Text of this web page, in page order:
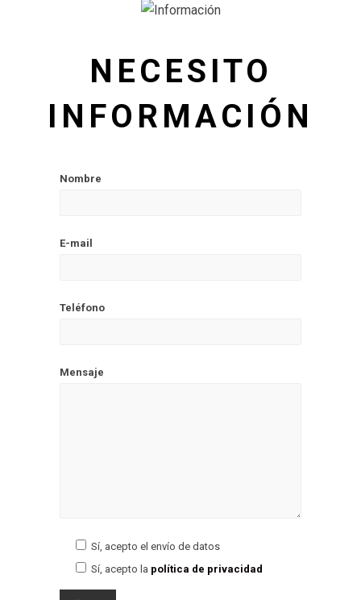
NECESITO
INFORMACIÓN
Nombre
E-mail
Teléfono
Mensaje
Sí, acepto el envío de datos
Sí, acepto la política de privacidad